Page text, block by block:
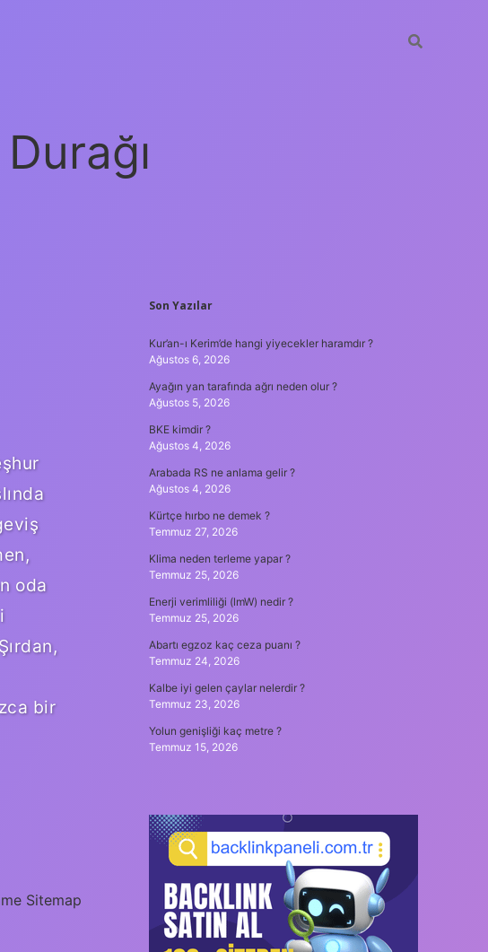
oda
bir
Sitemap
SIDEBAR
Son Yazılar
Kur’an-ı Kerim’de hangi yiyecekler haramdır ?
Ağustos 6, 2026
Ayağın yan tarafında ağrı neden olur ?
Ağustos 5, 2026
BKE kimdir ?
Ağustos 4, 2026
Arabada RS ne anlama gelir ?
Ağustos 4, 2026
Kürtçe hırbo ne demek ?
Temmuz 27, 2026
Klima neden terleme yapar ?
Temmuz 25, 2026
Enerji verimliliği (lmW) nedir ?
Temmuz 25, 2026
Abartı egzoz kaç ceza puanı ?
Temmuz 24, 2026
Kalbe iyi gelen çaylar nelerdir ?
Temmuz 23, 2026
Yolun genişliği kaç metre ?
Temmuz 15, 2026